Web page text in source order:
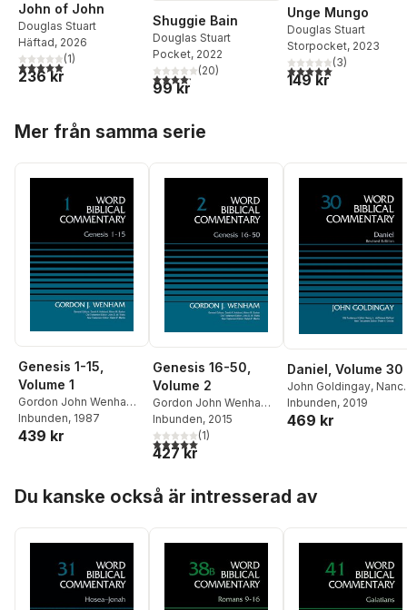
John of John
Douglas Stuart
Häftad, 2026
5,0utav 5 stjärnor. Totalt antal röster:
(1)
236 kr
Shuggie Bain
Douglas Stuart
Pocket, 2022
4,2utav 5 stjärnor. Totalt antal röster:
(20)
99 kr
Unge Mungo
Douglas Stuart
Storpocket, 2023
5,0utav 5 stjärnor.
(3)
149 kr
Mer från samma serie
Genesis 1-15,
Volume 1
Gordon John Wenham
David Allen Hubbard
Glenn W. Barker
Inbunden, 1987
439 kr
Genesis 16-50,
Volume 2
Gordon John Wenham
David Allen Hubbard
Glenn W. Barker
Inbunden, 2015
5,0utav 5 stjärnor. Totalt antal röster:
(1)
427 kr
Daniel, Volume 30
John Goldingay,
L. deClaisse-Walford
Peter H. Davids
Inbunden, 2019
469 kr
Du kanske också är intresserad av